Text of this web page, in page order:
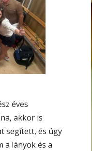
éves
akkor is
segített, és úgy
a lányok és a